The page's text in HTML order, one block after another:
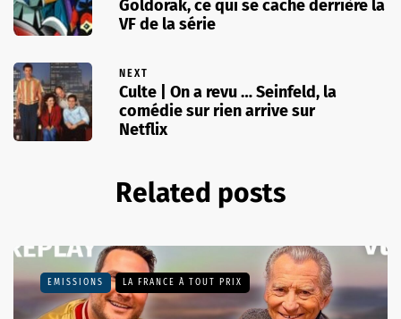
Goldorak, ce qui se cache derrière la
VF de la série
NEXT
Culte | On a revu … Seinfeld, la
comédie sur rien arrive sur
Netflix
Related posts
EMISSIONS LA FRANCE À TOUT PRIX